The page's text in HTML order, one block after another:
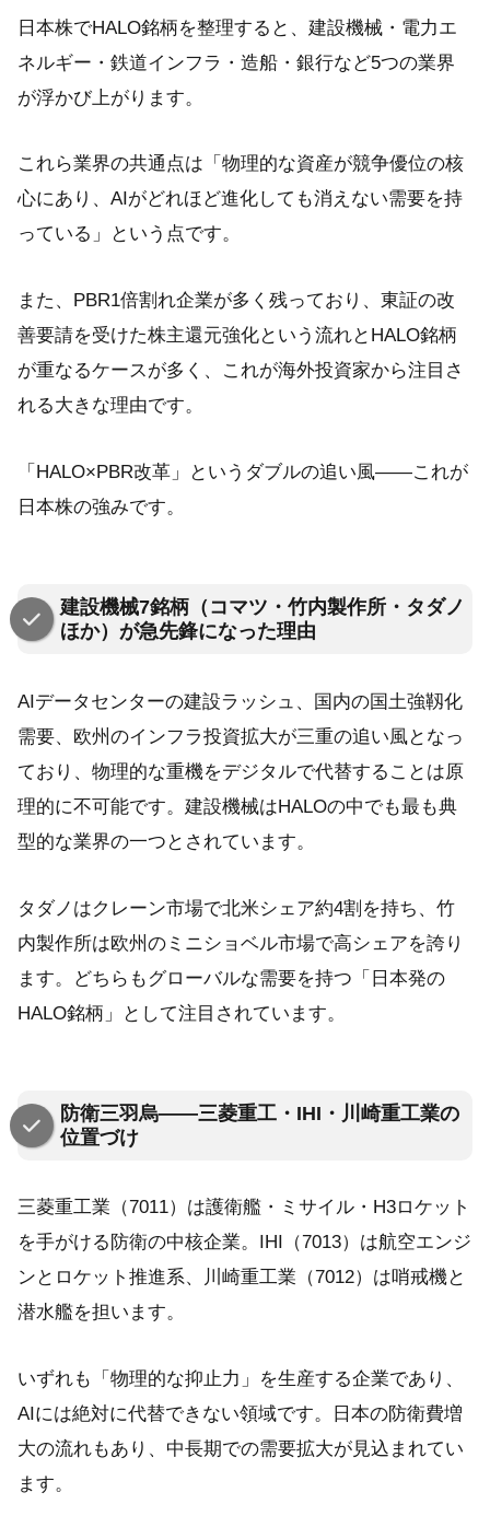
日本株でHALO銘柄を整理すると、建設機械・電力エ
ネルギー・鉄道インフラ・造船・銀行など5つの業界
が浮かび上がります。
これら業界の共通点は「物理的な資産が競争優位の核
心にあり、AIがどれほど進化しても消えない需要を持
っている」という点です。
また、PBR1倍割れ企業が多く残っており、東証の改
善要請を受けた株主還元強化という流れとHALO銘柄
が重なるケースが多く、これが海外投資家から注目さ
れる大きな理由です。
「HALO×PBR改革」というダブルの追い風——これが
日本株の強みです。
建設機械7銘柄（コマツ・竹内製作所・タダノ
ほか）が急先鋒になった理由
AIデータセンターの建設ラッシュ、国内の国土強靱化
需要、欧州のインフラ投資拡大が三重の追い風となっ
ており、物理的な重機をデジタルで代替することは原
理的に不可能です。建設機械はHALOの中でも最も典
型的な業界の一つとされています。
タダノはクレーン市場で北米シェア約4割を持ち、竹
内製作所は欧州のミニショベル市場で高シェアを誇り
ます。どちらもグローバルな需要を持つ「日本発の
HALO銘柄」として注目されています。
防衛三羽烏——三菱重工・IHI・川崎重工業の
位置づけ
三菱重工業（7011）は護衛艦・ミサイル・H3ロケット
を手がける防衛の中核企業。IHI（7013）は航空エンジ
ンとロケット推進系、川崎重工業（7012）は哨戒機と
潜水艦を担います。
いずれも「物理的な抑止力」を生産する企業であり、
AIには絶対に代替できない領域です。日本の防衛費増
大の流れもあり、中長期での需要拡大が見込まれてい
ます。